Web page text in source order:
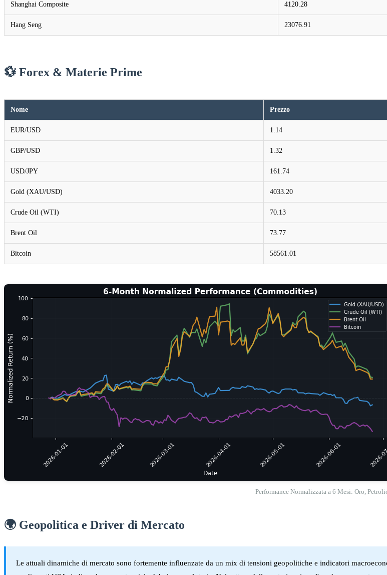
Shanghai Composite 4120.28
Hang Seng 23076.91
💱 Forex & Materie Prime
Nome Prezzo
EUR/USD 1.14
GBP/USD 1.32
USD/JPY 161.74
Gold (XAU/USD) 4033.20
Crude Oil (WTI) 70.13
Brent Oil 73.77
Bitcoin 58561.01
Performance Normalizzata a 6 Mesi: Oro,
🌍 Geopolitica e Driver di Mercato
Le attuali dinamiche di mercato sono fortemente influenzate da un mix di tensioni geopolitiche e indicatori